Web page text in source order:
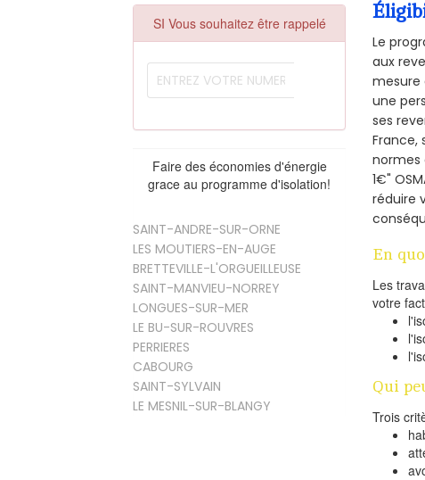
SI Vous souhaitez être rappelé
Faire des économies d'énergie
grace au programme d'isolation!
SAINT-ANDRE-SUR-ORNE
LES MOUTIERS-EN-AUGE
BRETTEVILLE-L'ORGUEILLEUSE
SAINT-MANVIEU-NORREY
LONGUES-SUR-MER
LE BU-SUR-ROUVRES
PERRIERES
CABOURG
SAINT-SYLVAIN
LE MESNIL-SUR-BLANGY
Le
aux
mesure
une
ses
France,
normes
1€"
réduire
En
Les
votre
Qui
Trois